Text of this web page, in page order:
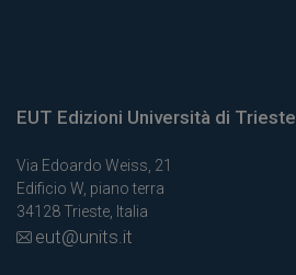
EUT Edizioni Università di Trieste
Via Edoardo Weiss, 21
Edificio W, piano terra
34128 Trieste, Italia
eut@units.it